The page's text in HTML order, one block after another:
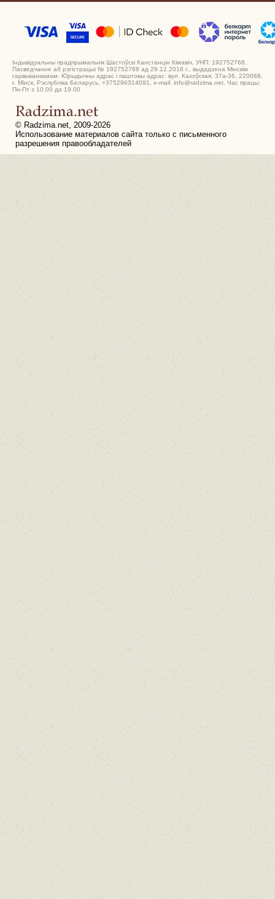
Індывідуальны прадпрымальнік Шастоўскі Канстанцін Кімавіч, УНП: 192752768.
Пасведчанне аб рэгістрацыі № 192752768 ад 29.12.2016 г., выдадзена Мінскім
гарвыканкамам. Юрыдычны адрас і паштовы адрас: вул. Кахоўская, 37а-36, 220068,
г. Мінск, Рэспубліка Беларусь. +375296314091, e-mail: info@radzima.net. Час працы:
Пн-Пт з 10.00 да 19.00
© Radzima.net, 2009-2026
Использование материалов сайта только с письменного
разрешения правообладателей